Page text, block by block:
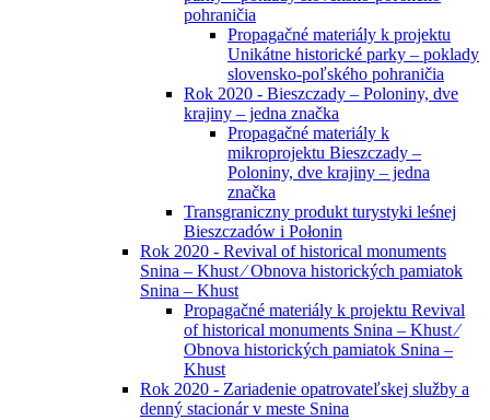
pohraničia
Propagačné materiály k projektu
Unikátne historické parky – poklady
slovensko-poľského pohraničia
Rok 2020 - Bieszczady – Poloniny, dve
krajiny – jedna značka
Propagačné materiály k
mikroprojektu Bieszczady –
Poloniny, dve krajiny – jedna
značka
Transgraniczny produkt turystyki leśnej
Bieszczadów i Połonin
Rok 2020 - Revival of historical monuments
Snina – Khust ⁄ Obnova historických pamiatok
Snina – Khust
Propagačné materiály k projektu Revival
of historical monuments Snina – Khust ⁄
Obnova historických pamiatok Snina –
Khust
Rok 2020 - Zariadenie opatrovateľskej služby a
denný stacionár v meste Snina